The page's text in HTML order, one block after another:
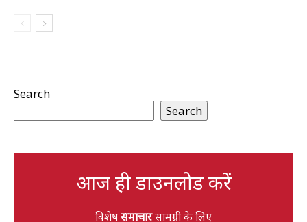
Search
Search
आज ही डाउनलोड करें
विशेषसमाचारसामग्री के लिए